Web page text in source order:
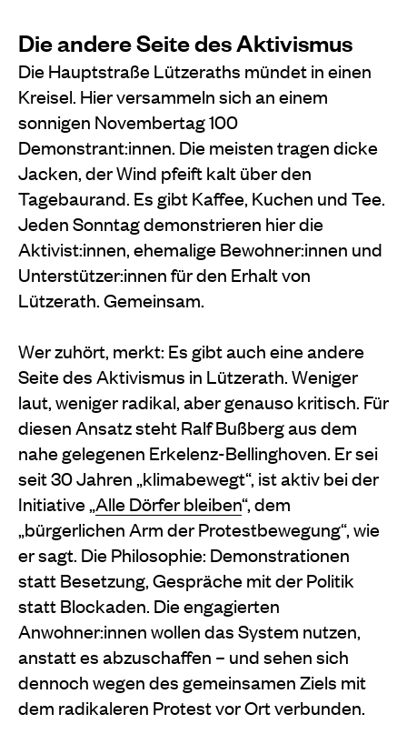
Die andere Seite des Aktivismus
Die Hauptstraße Lützeraths mündet in einen
Kreisel. Hier versammeln sich an einem
sonnigen Novembertag 100
Demonstrant:innen. Die meisten tragen dicke
Jacken, der Wind pfeift kalt über den
Tagebaurand. Es gibt Kaffee, Kuchen und Tee.
Jeden Sonntag demonstrieren hier die
Aktivist:innen, ehemalige Bewohner:innen und
Unterstützer:innen für den Erhalt von
Lützerath. Gemeinsam.
Wer zuhört, merkt: Es gibt auch eine andere
Seite des Aktivismus in Lützerath. Weniger
laut, weniger radikal, aber genauso kritisch. Für
diesen Ansatz steht Ralf Bußberg aus dem
nahe gelegenen Erkelenz-Bellinghoven. Er sei
seit 30 Jahren „klimabewegt“, ist aktiv bei der
Initiative „Alle Dörfer bleiben“, dem
„bürgerlichen Arm der Protestbewegung“, wie
er sagt. Die Philosophie: Demonstrationen
statt Besetzung, Gespräche mit der Politik
statt Blockaden. Die engagierten
Anwohner:innen wollen das System nutzen,
anstatt es abzuschaffen – und sehen sich
dennoch wegen des gemeinsamen Ziels mit
dem radikaleren Protest vor Ort verbunden.